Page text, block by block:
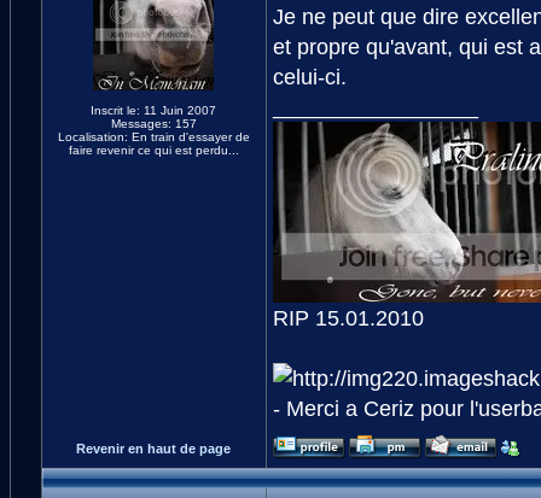
Inscrit le: 11 Juin 2007
Messages: 157
Localisation: En train d'essayer de
faire revenir ce qui est perdu...
Je ne peut que dire
et propre qu'avant, qui est
celui-ci.
RIP 15.01.2010
- Merci a Ceriz pour
Revenir en haut de page